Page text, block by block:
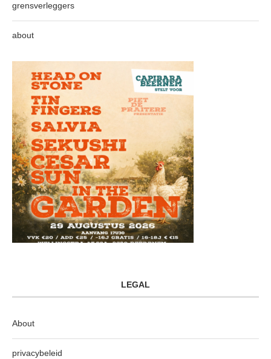
grensverleggers
about
LEGAL
About
privacybeleid